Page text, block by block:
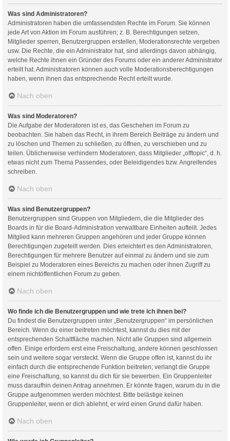
Was sind Administratoren?
Administratoren haben die umfassendsten Rechte im Forum. Sie können
jede Art von Aktion im Forum ausführen; z. B. Berechtigungen setzen,
Mitglieder sperren, Benutzergruppen erstellen, Moderationsrechte vergeben
usw. Die Rechte, die ein Administrator hat, sind allerdings davon abhängig,
welche Rechte ihnen ein Gründer des Forums oder ein anderer Administrator
erteilt hat. Administratoren können auch volle Moderationsberechtigungen
haben, wenn ihnen das entsprechende Recht erteilt wurde.
Nach oben
Was sind Moderatoren?
Die Aufgabe der Moderatoren ist es, das Geschehen im Forum zu
beobachten. Sie haben das Recht, in ihrem Bereich Beiträge zu ändern und
zu löschen und Themen zu schließen, zu öffnen, zu verschieben und zu
teilen. Üblicherweise verhindern Moderatoren, dass Mitglieder „offtopic“, d. h.
etwas nicht zum Thema Passendes, oder Beleidigendes bzw. Angreifendes
schreiben.
Nach oben
Was sind Benutzergruppen?
Benutzergruppen sind Gruppen von Mitgliedern, die die Mitglieder des
Boards in für die Board-Administration verwaltbare Einheiten aufteilt. Jedes
Mitglied kann mehreren Gruppen angehören und jeder Gruppe können
Berechtigungen zugeteilt werden. Dies erleichtert es den Administratoren,
Berechtigungen für mehrere Benutzer auf einmal zu ändern und sie zum
Beispiel zu Moderatoren eines Bereichs zu machen oder ihnen Zugriff zu
einem nichtöffentlichen Forum zu geben.
Nach oben
Wo finde ich die Benutzergruppen und wie trete ich ihnen bei?
Du findest die Benutzergruppen unter „Benutzergruppen“ im persönlichen
Bereich. Wenn du einer beitreten möchtest, kannst du dies mit der
entsprechenden Schaltfläche machen. Nicht alle Gruppen sind allgemein
offen. Einige erfordern erst eine Freischaltung, andere können geschlossen
sein und weitere sogar versteckt. Wenn die Gruppe offen ist, kannst du ihr
einfach durch die entsprechende Funktion beitreten; verlangt die Gruppe
eine Freischaltung, so kannst du dich für sie bewerben. Ein Gruppenleiter
muss daraufhin deinen Antrag annehmen. Er könnte fragen, warum du in die
Gruppe aufgenommen werden möchtest. Bitte belästige keinen
Gruppenleiter, wenn er dich ablehnt, er wird einen Grund dafür haben.
Nach oben